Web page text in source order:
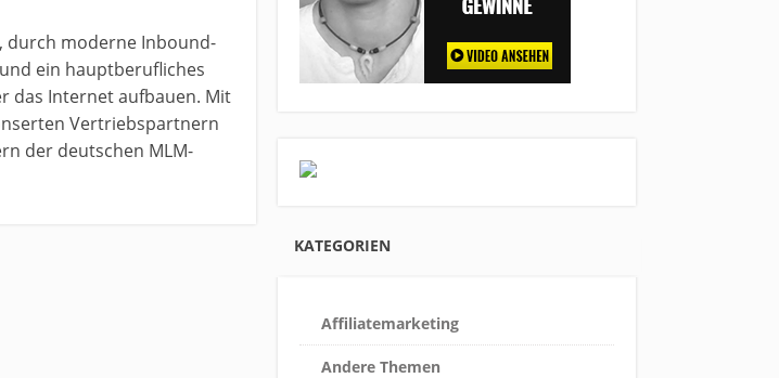
durch moderne Inbound-
ein hauptberufliches
das Internet aufbauen. Mit
Vertriebspartnern
der deutschen MLM-
KATEGORIEN
Affiliatemarketing
Andere Themen